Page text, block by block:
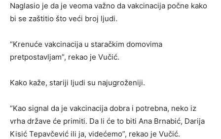
Naglasio je da je veoma važno da vakcinacija počne kako
bi se zaštitio što veći broj ljudi.
“Krenuće vakcinacija u staračkim domovima
pretpostavljam”, rekao je Vučić.
Kako kaže, stariji ljudi su najugroženiji.
“Kao signal da je vakcinacija dobra i potrebna, neko iz
vrha države će primiti. Da li će to biti Ana Brnabić, Darija
Kisić Tepavčević ili ja, videćemo”, rekao je Vučić.